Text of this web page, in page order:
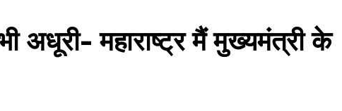
अधूरी- महाराष्ट्र मैं मुख्यमंत्री के